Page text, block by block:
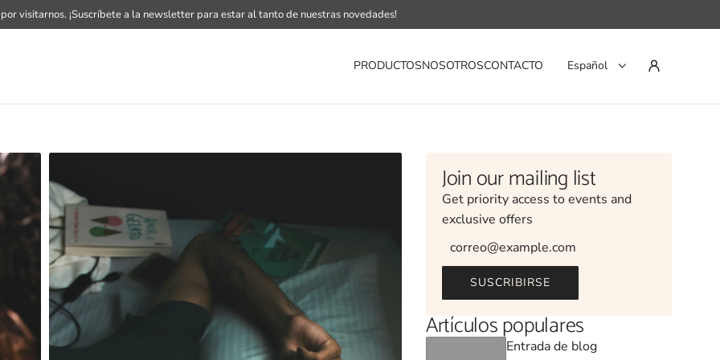
visitarnos.¡Suscríbete a la newsletter para estar al tanto de nuestras novedades!
PRODUCTOSNOSOTROSCONTACTO Español
Join our mailing list
Get priority access to events and
exclusive offers
SUSCRIBIRSE
Artículos populares
Entrada de blog